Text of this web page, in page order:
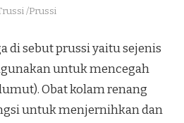
/Prussi
di sebut prussi yaitu sejenis
untuk mencegah
Obat kolam renang
untuk menjernihkan dan